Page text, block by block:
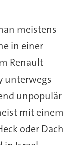
meistens
in einer
Renault
unterwegs
unpopulär
mit einem
oder Dach